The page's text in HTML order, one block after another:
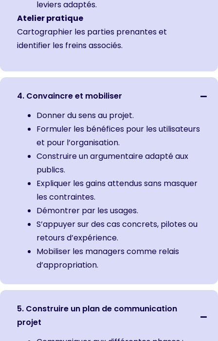
leviers adaptés.
Atelier pratique
Cartographier les parties prenantes et
identifier les freins associés.
4. Convaincre et mobiliser
Donner du sens au projet.
Formuler les bénéfices pour les utilisateurs
et pour l’organisation.
Construire un argumentaire adapté aux
publics.
Expliquer les gains attendus sans masquer
les contraintes.
Démontrer par les usages.
S’appuyer sur des cas concrets, pilotes ou
retours d’expérience.
Mobiliser les managers comme relais
d’appropriation.
5. Construire un plan de communication
projet